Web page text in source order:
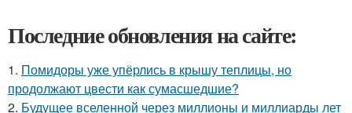
Последние обновления на сайте:
1. Помидоры уже упёрлись в крышу теплицы, но
продолжают цвести как сумасшедшие?
2. Будущее вселенной через миллионы и миллиарды лет